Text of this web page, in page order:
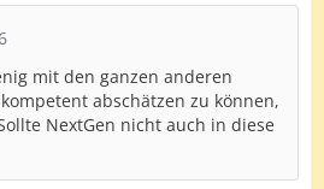
mit den ganzen anderen
abschätzen zu können,
NextGen nicht auch in diese